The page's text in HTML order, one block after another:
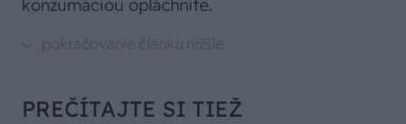
konzumáciou opláchnite.
PREČÍTAJTE SI TIEŽ